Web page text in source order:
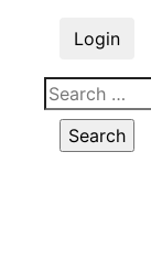
Login